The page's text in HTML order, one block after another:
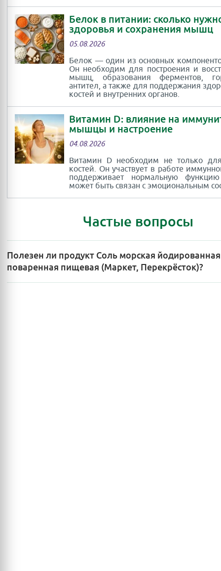
Белок в питании: сколько
здоровья и сохранения мышц
05.08.2026
Белок — один из основных
Он необходим для построения и
мышц, образования ферментов,
антител, а также для поддержания
костей и внутренних органов.
Витамин D: влияние на
мышцы и настроение
04.08.2026
Витамин D необходим не только
костей. Он участвует в работе
поддерживает нормальную
может быть связан с эмоциональным
Частые вопросы
Полезен ли продукт Соль морская йодированная
поваренная пищевая (Маркет, Перекрёсток)?